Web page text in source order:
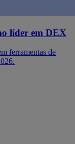
líder em DEX
ferramentas de